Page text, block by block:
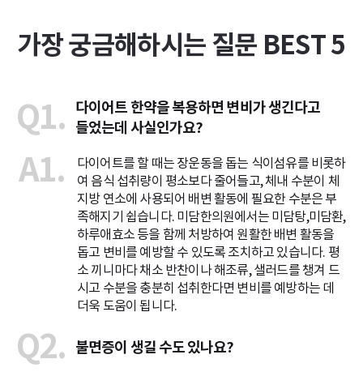
가장 궁금해하시는 질문 BEST 5
Q1.
다이어트 한약을 복용하면 변비가 생긴다고
들었는데 사실인가요?
A1.
다이어트를 할 때는 장운동을 돕는 식이섬유를 비롯하
여 음식 섭취량이 평소보다 줄어들고, 체내 수분이 체
지방 연소에 사용되어 배변 활동에 필요한 수분은 부
족해지기 쉽습니다. 미담한의원에서는 미담탕,미담환,
하루애효소 등을 함께 처방하여 원활한 배변 활동을
돕고 변비를 예방할 수 있도록 조치하고 있습니다. 평
소 끼니마다 채소 반찬이나 해조류, 샐러드를 챙겨 드
시고 수분을 충분히 섭취한다면 변비를 예방하는 데
더욱 도움이 됩니다.
Q2. 불면증이 생길 수도 있나요?